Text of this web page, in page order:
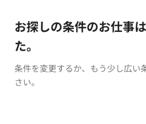
お探しの条件のお仕事
た。
条件を変更するか、もう少し広い
さい。